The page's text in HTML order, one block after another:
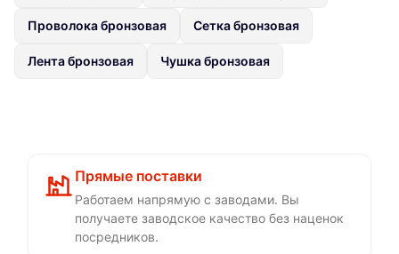
Проволока бронзовая Сетка бронзовая
Лента бронзовая Чушка бронзовая
Прямые поставки
Работаем напрямую с заводами. Вы
получаете заводское качество без наценок
посредников.